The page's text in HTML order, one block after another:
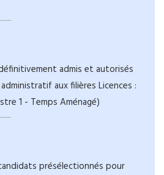
admis et autorisés
aux filières Licences :
1 - Temps Aménagé)
présélectionnés pour